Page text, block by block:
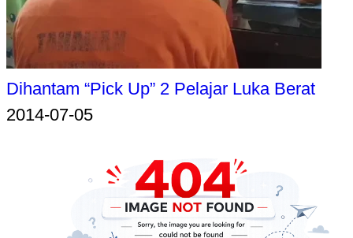
Dihantam “Pick Up” 2 Pelajar Luka Berat
2014-07-05